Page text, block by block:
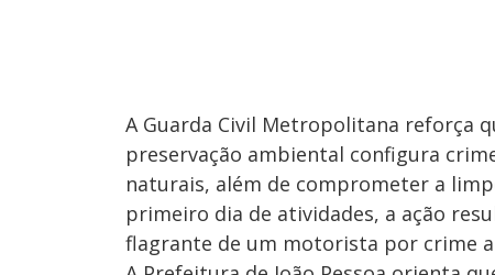
A Guarda Civil Metropolitana reforça
preservação ambiental configura
naturais, além de comprometer a
primeiro dia de atividades, a ação
flagrante de um motorista por crime